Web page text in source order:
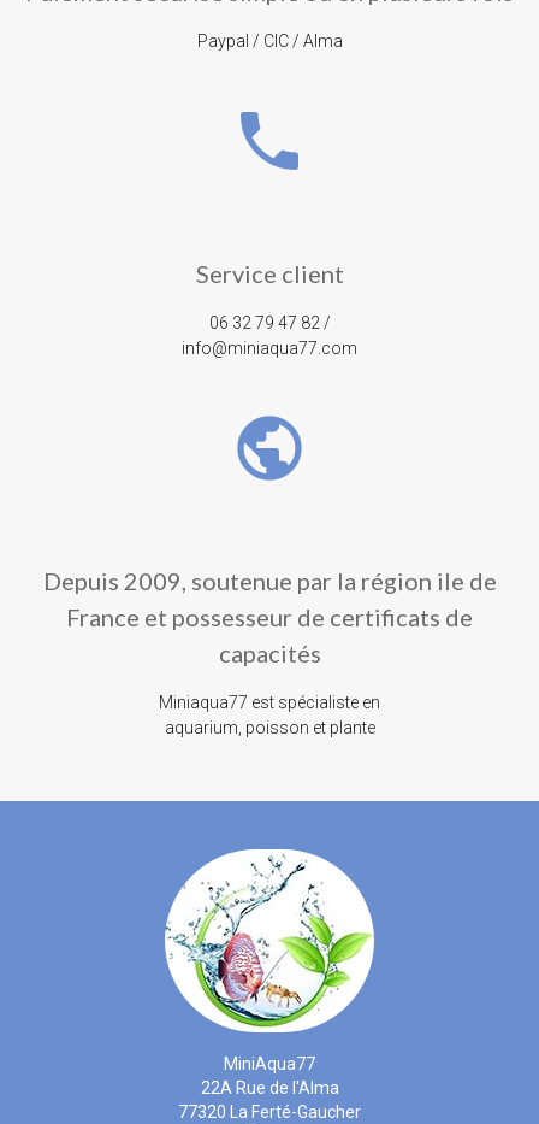
Paypal / CIC / Alma
phone
Service client
06 32 79 47 82 /
info@miniaqua77.com
public
Depuis 2009, soutenue par la région ile de
France et possesseur de certificats de
capacités
Miniaqua77 est spécialiste en
aquarium, poisson et plante
MiniAqua77
22A Rue de l'Alma
77320 La Ferté-Gaucher